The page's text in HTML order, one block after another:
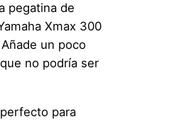
pegatina de
Xmax 300
un poco
no podría ser
para